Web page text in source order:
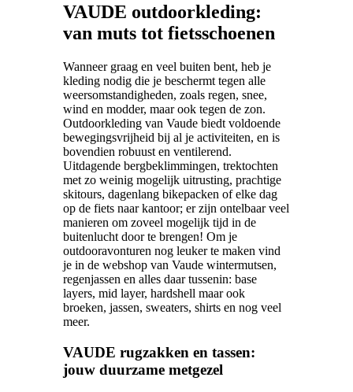
VAUDE outdoorkleding:
van muts tot fietsschoenen
Wanneer graag en veel buiten bent, heb je
kleding nodig die je beschermt tegen alle
weersomstandigheden, zoals regen, snee,
wind en modder, maar ook tegen de zon.
Outdoorkleding van Vaude biedt voldoende
bewegingsvrijheid bij al je activiteiten, en is
bovendien robuust en ventilerend.
Uitdagende bergbeklimmingen, trektochten
met zo weinig mogelijk uitrusting, prachtige
skitours, dagenlang bikepacken of elke dag
op de fiets naar kantoor; er zijn ontelbaar veel
manieren om zoveel mogelijk tijd in de
buitenlucht door te brengen! Om je
outdooravonturen nog leuker te maken vind
je in de webshop van Vaude wintermutsen,
regenjassen en alles daar tussenin: base
layers, mid layer, hardshell maar ook
broeken, jassen, sweaters, shirts en nog veel
meer.
VAUDE rugzakken en tassen:
jouw duurzame metgezel